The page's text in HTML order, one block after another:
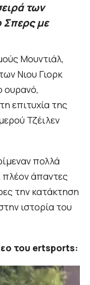
των
Σπερς με
Μουντιάλ,
Νιου Γιορκ
ουρανό,
επιτυχία της
Τζέιλεν
πολλά
πλέον άπαντες
την κατάκτηση
ιστορία του
του ertsports: